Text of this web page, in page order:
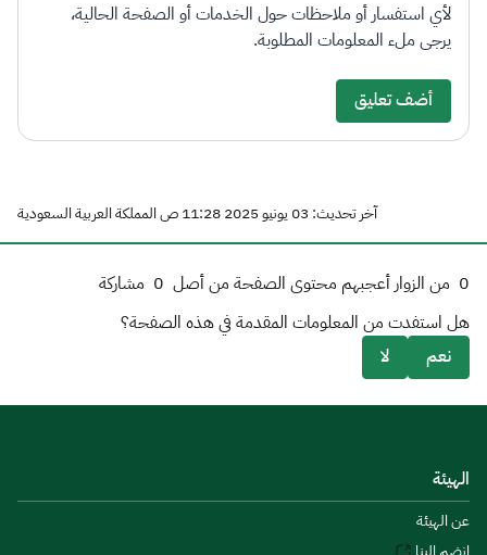
لأي استفسار أو ملاحظات حول الخدمات أو الصفحة الحالية،
يرجى ملء المعلومات المطلوبة.
أضف تعليق
آخر تحديث: 03 يونيو 2025 11:28 ص المملكة العربية السعودية
0 من الزوار أعجبهم محتوى الصفحة من أصل 0 مشاركة
هل استفدت من المعلومات المقدمة في هذه الصفحة؟
نعم
لا
الهيئة
عن الهيئة